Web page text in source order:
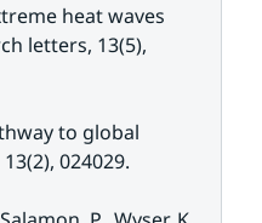
heat waves
letters, 13(5),
to global
024029.